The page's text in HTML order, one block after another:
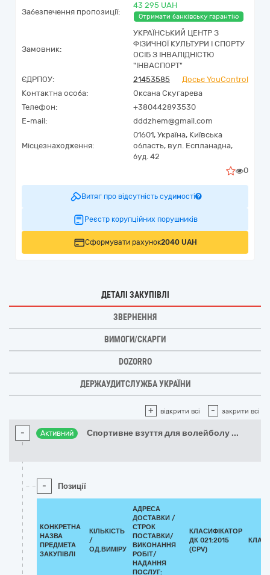
Забезпечення пропозиції:
43 295 UAH
Отримати банківську гарантію
Замовник:
УКРАЇНСЬКИЙ ЦЕНТР З
ФІЗИЧНОЇ КУЛЬТУРИ І СПОРТУ
ОСІБ З ІНВАЛІДНІСТЮ
"ІНВАСПОРТ"
ЄДРПОУ:
21453585
Досьє YouControl
Контактна особа:
Оксана Скугарева
Телефон:
+380442893530
E-mail:
dddzhem@gmail.com
Місцезнаходження:
01601, Україна, Київська
область, вул. Еспланадна,
буд. 42
0
Витяг про відсутність судимості
Реєстр корупційних порушників
Сформувати рахунок2040 UAH
ДЕТАЛІ ЗАКУПІВЛІ
ЗВЕРНЕННЯ
ВИМОГИ/СКАРГИ
DOZORRO
ДЕРЖАУДИТСЛУЖБА УКРАЇНИ
+ відкрити всі - закрити всі
- Активний Спортивне взуття для волейболу ...
- Позиції
КОНКРЕТНА
НАЗВА
ПРЕДМЕТА
ЗАКУПІВЛІ
КІЛЬКІСТЬ
/
ОД.ВИМІРУ
АДРЕСА
ДОСТАВКИ /
СТРОК
ПОСТАВКИ/
ВИКОНАННЯ
РОБІТ/
НАДАННЯ
ПОСЛУГ:
КЛАСИФІКАТОР
ДК 021:2015
(CPV)